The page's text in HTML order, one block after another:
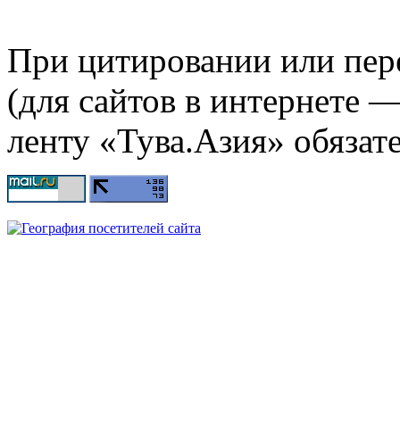
При цитировании или
(для сайтов в интернете
ленту «Тува.Азия»